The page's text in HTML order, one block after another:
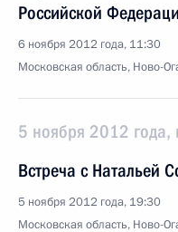
Российской
6 ноября 2012 года, 11:30
Московская область, Ново-
5 ноября 2012 года,
Встреча с Натальей
5 ноября 2012 года, 19:30
Московская область, Ново-